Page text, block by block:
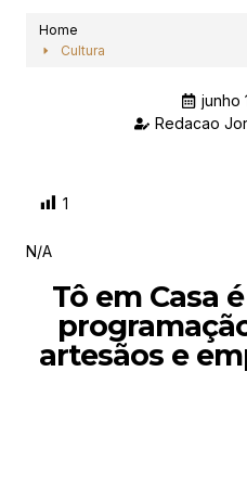
Home
Cultura
junho
Redacao
1
N/A
Tô em Casa
artesãos e